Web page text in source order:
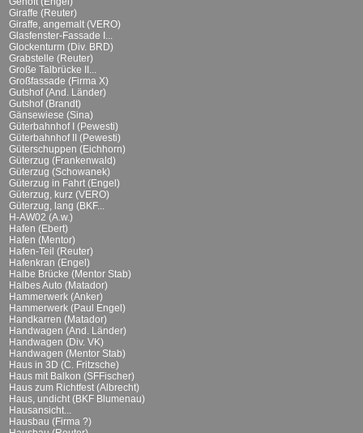
Giraffe (Reuter)
Giraffe, angemalt (VERO)
Glasfenster-Fassade I...
Glockenturm (Div. BRD)
Grabstelle (Reuter)
Große Talbrücke II...
Großfassade (Firma X)
Gutshof (And. Länder)
Gutshof (Brandt)
Gänsewiese (Sina)
Güterbahnhof I (Pewesti)
Güterbahnhof II (Pewesti)
Güterschuppen (Eichhorn)
Güterzug (Frankenwald)
Güterzug (Schowanek)
Güterzug in Fahrt (Engel)
Güterzug, kurz (VERO)
Güterzug, lang (BKF...
H-AW02 (A.w.)
Hafen (Ebert)
Hafen (Mentor)
Hafen-Teil (Reuter)
Hafenkran (Engel)
Halbe Brücke (Mentor Stab)
Halbes Auto (Matador)
Hammerwerk (Anker)
Hammerwerk (Paul Engel)
Handkarren (Matador)
Handwagen (And. Länder)
Handwagen (Div. VK)
Handwagen (Mentor Stab)
Haus in 3D (C. Fritzsche)
Haus mit Balkon (SFFischer)
Haus zum Richtfest (Albrecht)
Haus, undicht (BKF Blumenau)
Hausansicht...
Hausbau (Firma ?)